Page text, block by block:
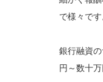
で様々です
銀行融資
円～数十